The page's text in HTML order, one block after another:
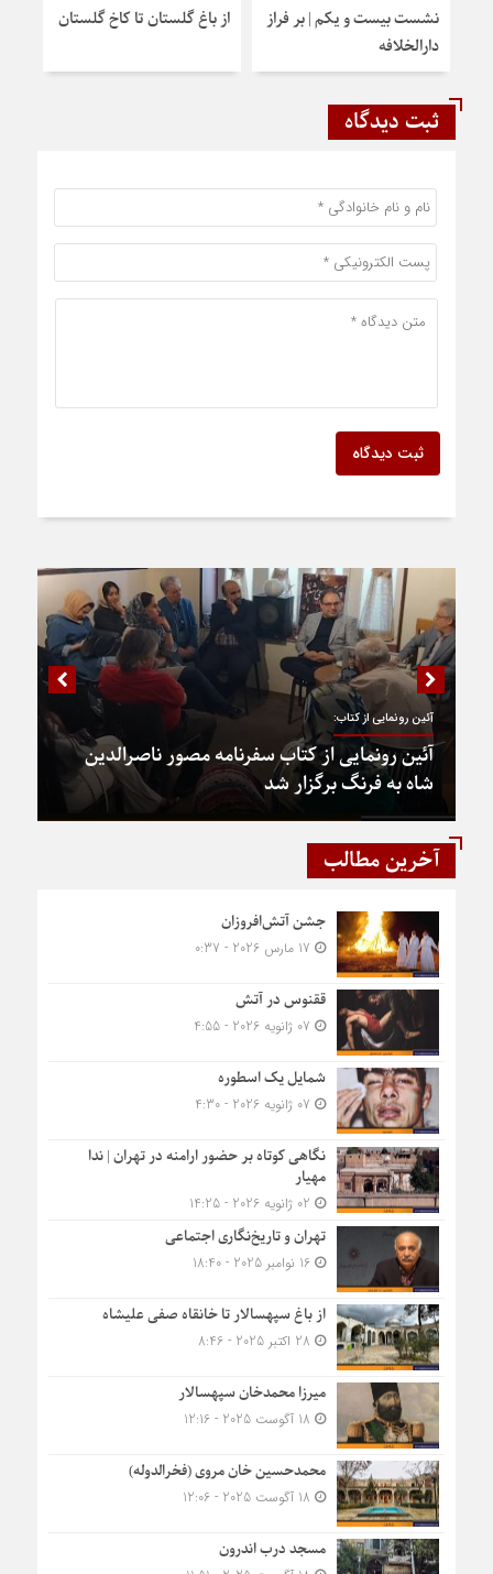
نشست بیست و یکم | بر فراز
دارالخلافه
از باغ گلستان تا کاخ گلستان
ثبت دیدگاه
ثبت دیدگاه
آئین رونمایی از کتاب:
آئین رونمایی از کتاب سفرنامه مصور ناصرالدین
شاه به فرنگ برگزار شد
آخرین مطالب
جشن آتش‌افروزان
ققنوس در آتش
شمایل یک اسطوره
نگاهی کوتاه بر حضور ارامنه در تهران | ندا
مهیار
تهران و تاریخ‌نگاری اجتماعی
16 نوامبر 2025 - 18:40
از باغ سپهسالار تا خانقاه صفی علیشاه
میرزا محمدخان سپهسالار
محمدحسین خان مروی (فخرالدوله)
مسجد درب اندرون